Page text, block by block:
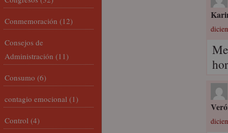
Conmemoración (12)
Consejos de
Administración (11)
Consumo (6)
contagio emocional (1)
Control (4)